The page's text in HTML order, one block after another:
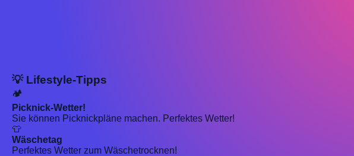
💡 Lifestyle-Tipps
🏕️
Picknick-Wetter!
Sie können Picknickpläne machen. Perfektes Wetter!
👕
Wäschetag
Perfektes Wetter zum Wäschetrocknen!